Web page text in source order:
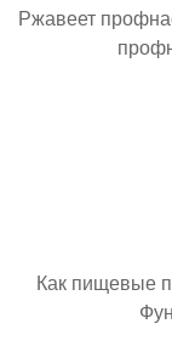
Ржавеет
Как пищевые